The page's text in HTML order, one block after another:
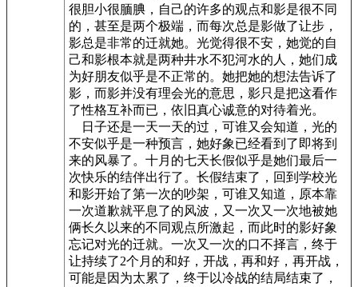
很胆小很腼腆，自己的许多的观点和影是很不同
的，甚至是两个极端，而每次总是影做了让步，
影总是非常的迁就她。光觉得很不安，她觉的自
己和影根本就是两种井水不犯河水的人，她们成
为好朋友似乎是不正常的。她把她的想法告诉了
影，而影并没有理会光的意思，影只是把这看作
了性格互补而已，依旧真心诚意的对待着光。
日子还是一天一天的过，可谁又会知道，光的
不安似乎是一种预言，她好象已经看到了即将到
来的风暴了。十月的七天长假似乎是她们最后一
次快乐的结伴出行了。长假结束了，回到学校光
和影开始了第一次的吵架，可谁又知道，原本靠
一次道歉就平息了的风波，又一次又一次地被她
俩长久以来的不同观点所激起，而此时的影好象
忘记对光的迁就。一次又一次的口不择言，终于
让持续了2个月的和好，开战，再和好，再开战，
可能是因为太累了，终于以冷战的结局结束了，